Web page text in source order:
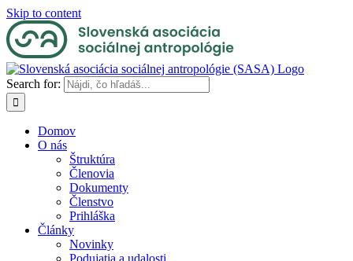
Skip to content
Search for:
Domov
O nás
Štruktúra
Členovia
Dokumenty
Členstvo
Prihláška
Články
Novinky
Podujatia a udalosti